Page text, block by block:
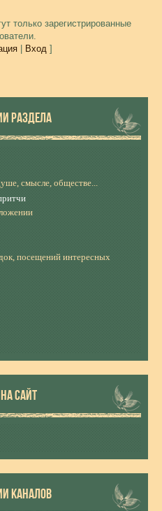
только зарегистрированные
| Вход]
РАЗДЕЛА
смысле, обществе...
посещений интересных
САЙТ
КАНАЛОВ